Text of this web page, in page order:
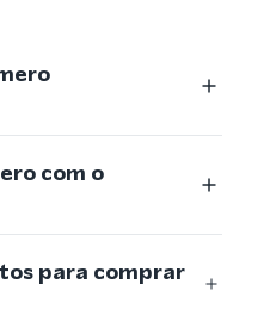
com o
para comprar